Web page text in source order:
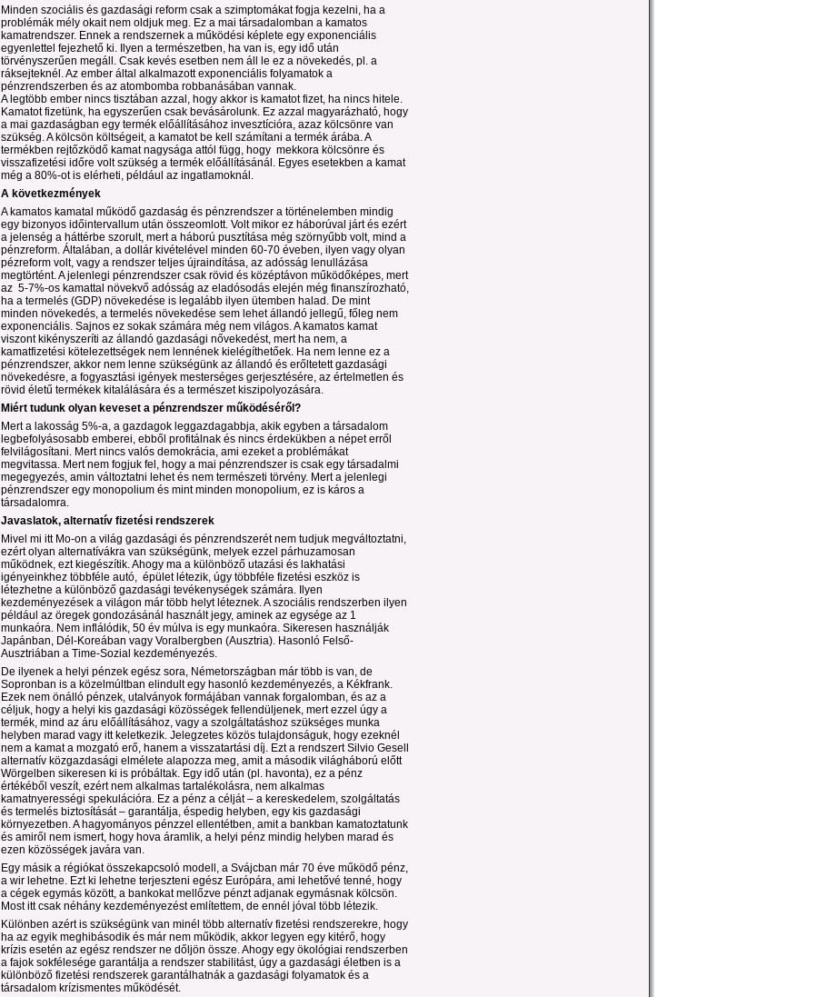
Minden szociális és gazdasági reform csak a szimptomákat fogja kezelni, ha a
problémák mély okait nem oldjuk meg. Ez a mai társadalomban a kamatos
kamatrendszer. Ennek a rendszernek a működési képlete egy exponenciális
egyenlettel fejezhető ki. Ilyen a természetben, ha van is, egy idő után
törvényszerűen megáll. Csak kevés esetben nem áll le ez a növekedés, pl. a
ráksejteknél. Az ember által alkalmazott exponenciális folyamatok a
pénzrendszerben és az atombomba robbanásában vannak.
A legtöbb ember nincs tisztában azzal, hogy akkor is kamatot fizet, ha nincs hitele.
Kamatot fizetünk, ha egyszerűen csak bevásárolunk. Ez azzal magyarázható, hogy
a mai gazdaságban egy termék előállításához invesztícióra, azaz kölcsönre van
szükség. A kölcsön költségeit, a kamatot be kell számítani a termék árába. A
termékben rejtőzködő kamat nagysága attól függ, hogy mekkora kölcsönre és
visszafizetési időre volt szükség a termék előállításánál. Egyes esetekben a kamat
még a 80%-ot is elérheti, például az ingatlamoknál.
A következmények
A kamatos kamatal működő gazdaság és pénzrendszer a történelemben mindig
egy bizonyos időintervallum után összeomlott. Volt mikor ez háborúval járt és ezért
a jelenség a háttérbe szorult, mert a háború pusztítása még szörnyűbb volt, mind a
pénzreform. Általában, a dollár kivételével minden 60-70 éveben, ilyen vagy olyan
pézreform volt, vagy a rendszer teljes újraindítása, az adósság lenullázása
megtörtént. A jelenlegi pénzrendszer csak rövid és középtávon működőképes, mert
az 5-7%-os kamattal növekvő adósság az eladósodás elején még finanszírozható,
ha a termelés (GDP) növekedése is legalább ilyen ütemben halad. De mint
minden növekedés, a termelés növekedése sem lehet állandó jellegű, főleg nem
exponenciális. Sajnos ez sokak számára még nem világos. A kamatos kamat
viszont kikényszeríti az állandó gazdasági nővekedést, mert ha nem, a
kamatfizetési kötelezettségek nem lennének kielégíthetőek. Ha nem lenne ez a
pénzrendszer, akkor nem lenne szükségünk az állandó és erőltetett gazdasági
növekedésre, a fogyasztási igények mesterséges gerjesztésére, az értelmetlen és
rövid életű termékek kitalálására és a természet kiszipolyozására.
Miért tudunk olyan keveset a pénzrendszer működéséről?
Mert a lakosság 5%-a, a gazdagok leggazdagabbja, akik egyben a társadalom
legbefolyásosabb emberei, ebből profitálnak és nincs érdekükben a népet erről
felvilágosítani. Mert nincs valós demokrácia, ami ezeket a problémákat
megvitassa. Mert nem fogjuk fel, hogy a mai pénzrendszer is csak egy társadalmi
megegyezés, amin változtatni lehet és nem természeti törvény. Mert a jelenlegi
pénzrendszer egy monopolium és mint minden monopolium, ez is káros a
társadalomra.
Javaslatok, alternatív fizetési rendszerek
Mivel mi itt Mo-on a világ gazdasági és pénzrendszerét nem tudjuk megváltoztatni,
ezért olyan alternatívákra van szükségünk, melyek ezzel párhuzamosan
működnek, ezt kiegészítik. Ahogy ma a különböző utazási és lakhatási
igényeinkhez többféle autó, épület létezik, úgy többféle fizetési eszköz is
létezhetne a különböző gazdasági tevékenységek számára. Ilyen
kezdeményezések a világon már több helyt léteznek. A szociális rendszerben ilyen
például az öregek gondozásánál használt jegy, aminek az egysége az 1
munkaóra. Nem inflálódik, 50 év múlva is egy munkaóra. Sikeresen használják
Japánban, Dél-Koreában vagy Voralbergben (Ausztria). Hasonló Felső-
Ausztriában a Time-Sozial kezdeményezés.
De ilyenek a helyi pénzek egész sora, Németországban már több is van, de
Sopronban is a közelmúltban elindult egy hasonló kezdeményezés, a Kékfrank.
Ezek nem önálló pénzek, utalványok formájában vannak forgalomban, és az a
céljuk, hogy a helyi kis gazdasági közösségek fellendüljenek, mert ezzel úgy a
termék, mind az áru előállításához, vagy a szolgáltatáshoz szükséges munka
helyben marad vagy itt keletkezik. Jelegzetes közös tulajdonságuk, hogy ezeknél
nem a kamat a mozgató erő, hanem a visszatartási díj. Ezt a rendszert Silvio Gesell
alternatív közgazdasági elmélete alapozza meg, amit a második világháború előtt
Wörgelben sikeresen ki is próbáltak. Egy idő után (pl. havonta), ez a pénz
értékéből veszít, ezért nem alkalmas tartalékolásra, nem alkalmas
kamatnyerességi spekulációra. Ez a pénz a célját – a kereskedelem, szolgáltatás
és termelés biztosítását – garantálja, éspedig helyben, egy kis gazdasági
környezetben. A hagyományos pénzzel ellentétben, amit a bankban kamatoztatunk
és amiről nem ismert, hogy hova áramlik, a helyi pénz mindig helyben marad és
ezen közösségek javára van.
Egy másik a régiókat összekapcsoló modell, a Svájcban már 70 éve működő pénz,
a wir lehetne. Ezt ki lehetne terjeszteni egész Európára, ami lehetővé tenné, hogy
a cégek egymás között, a bankokat mellőzve pénzt adjanak egymásnak kölcsön.
Most itt csak néhány kezdeményezést említettem, de ennél jóval több létezik.
Különben azért is szükségünk van minél több alternatív fizetési rendszerekre, hogy
ha az egyik meghibásodik és már nem működik, akkor legyen egy kitérő, hogy
krízis esetén az egész rendszer ne dőljön össze. Ahogy egy ökológiai rendszerben
a fajok sokfélesége garantálja a rendszer stabilitást, úgy a gazdasági életben is a
különböző fizetési rendszerek garantálhatnák a gazdasági folyamatok és a
társadalom krízismentes működését.